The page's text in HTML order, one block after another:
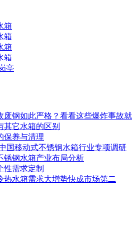
箱
箱
箱
箱
亭
废钢如此严格？看看这些爆炸事故
其它水箱的区别
保养与清理
国移动式不锈钢水箱行业专项调研
锈钢水箱产业布局分析
性需求定制
热水箱需求大增势快成市场第二